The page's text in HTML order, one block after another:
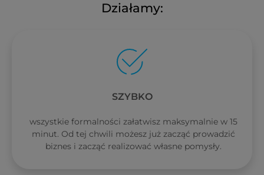
Działamy:
SZYBKO
wszystkie formalności załatwisz maksymalnie w 15
minut. Od tej chwili możesz już zacząć prowadzić
biznes i zacząć realizować własne pomysły.